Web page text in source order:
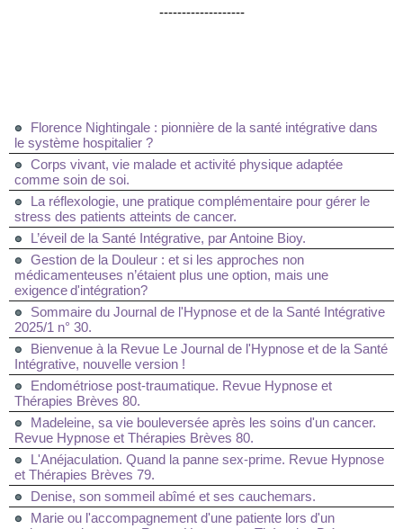
-------------------
Florence Nightingale : pionnière de la santé intégrative dans
le système hospitalier ?
Corps vivant, vie malade et activité physique adaptée
comme soin de soi.
La réflexologie, une pratique complémentaire pour gérer le
stress des patients atteints de cancer.
L’éveil de la Santé Intégrative, par Antoine Bioy.
Gestion de la Douleur : et si les approches non
médicamenteuses n’étaient plus une option, mais une
exigence d'intégration?
Sommaire du Journal de l'Hypnose et de la Santé Intégrative
2025/1 n° 30.
Bienvenue à la Revue Le Journal de l'Hypnose et de la Santé
Intégrative, nouvelle version !
Endométriose post-traumatique. Revue Hypnose et
Thérapies Brèves 80.
Madeleine, sa vie bouleversée après les soins d'un cancer.
Revue Hypnose et Thérapies Brèves 80.
L'Anéjaculation. Quand la panne sex-prime. Revue Hypnose
et Thérapies Brèves 79.
Denise, son sommeil abîmé et ses cauchemars.
Marie ou l'accompagnement d'une patiente lors d'un